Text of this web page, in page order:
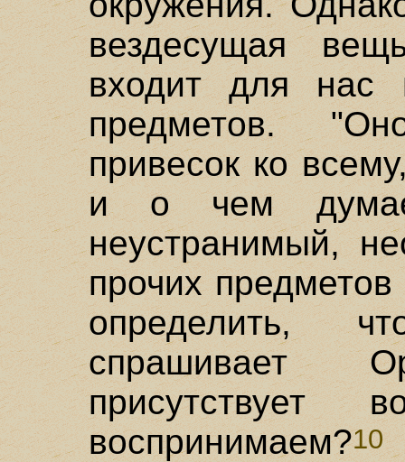
вездесущая
входит для нас
предметов.
привесок ко
и о чем
неустранимый,
прочих
определить,
спрашивает
воспринимаем?10